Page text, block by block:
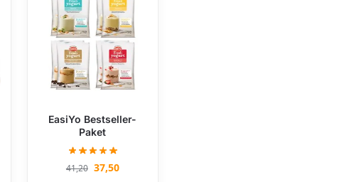
EasiYo Bestseller-
Paket
41,20 37,50